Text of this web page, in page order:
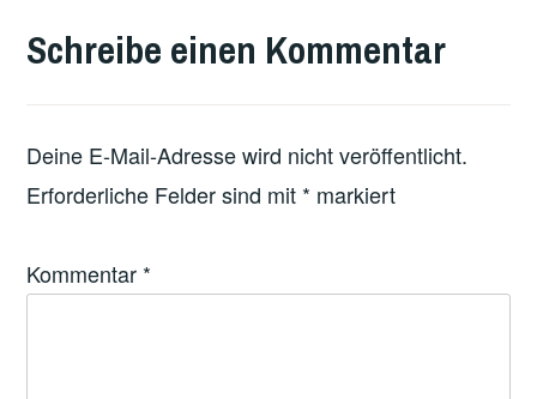
Schreibe einen Kommentar
Deine E-Mail-Adresse wird nicht veröffentlicht.
Erforderliche Felder sind mit * markiert
Kommentar *